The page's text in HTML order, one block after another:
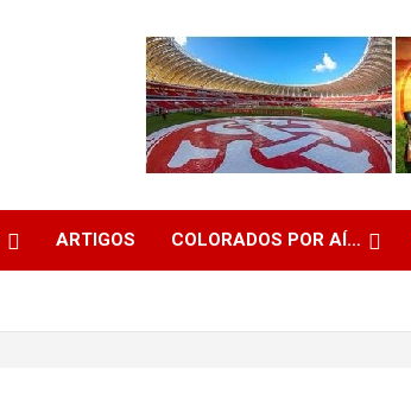
ARTIGOS COLORADOS POR AÍ…